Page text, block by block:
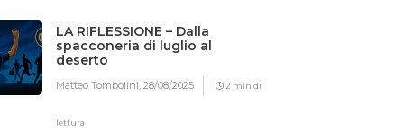
LA RIFLESSIONE – Dalla
spacconeria di luglio al
deserto
Matteo Tombolini,28/08/2025 2 min di
lettura